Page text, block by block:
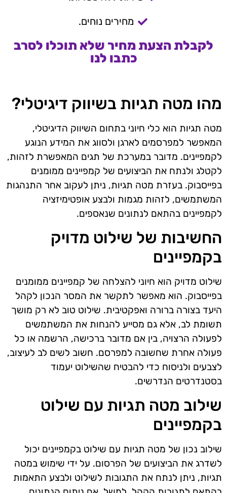
מחירים נוחים.
לקבלת הצעת מחיר שלא תוכלו לסרב
כתבו לנו
מהו מטה תגיות בשיווק דיגיטלי?
מטה תגיות הוא כלי חיוני בתחום השיווק הדיגיטלי,
המאפשר למפרסמים לארגן ולסווג את המידע הנוגע
לקמפיינים. מדובר במערכת של תגים המאפשרת לזהות,
לקטלג ולנתח את הביצועים של קמפיינים ממומנים
בפייסבוק. בעזרת מטה תגיות, ניתן לעקוב אחר התנהגות
המשתמשים, לזהות מגמות ולבצע אופטימיזציה
לקמפיינים בהתאם לנתונים שנאספים.
החשיבות של שילוט מדויק
בקמפיינים
שילוט מדויק הוא חיוני להצלחה של קמפיינים ממומנים
בפייסבוק. הוא מאפשר לתקשר את המסר הנכון לקהל
היעד בצורה ברורה ואפקטיבית. שילוט טוב לא רק מושך
תשומת לב, אלא גם מסייע להנחות את המשתמשים
לפעולה הרצויה, בין אם מדובר ברכישה, הרשמה או כל
פעולה אחרת שחשובה למפרסם. חשוב לשים לב לעיצוב,
לצבעים ולניסוח כדי להבטיח שהשילוט יעמוד
בסטנדרטים הנדרשים.
שילוב מטה תגיות עם שילוט
בקמפיינים
שילוב נכון של מטה תגיות עם שילוט בקמפיינים יכול
לשדרג את הביצועים של הפרסום. על ידי שימוש במטה
תגיות, ניתן לנתח את התגובות לשילוט ולבצע התאמות